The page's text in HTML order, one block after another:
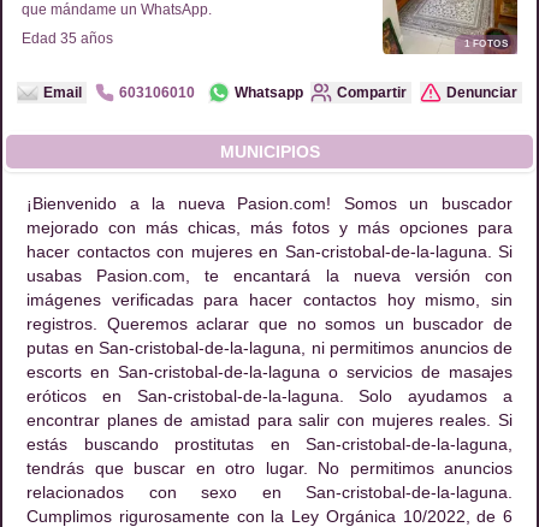
que mándame un WhatsApp.
Edad 35 años 1FOTOS
Email 603106010 Whatsapp Compartir Denunciar
MUNICIPIOS
¡Bienvenido a la nueva Pasion.com! Somos un buscador
mejorado con más chicas, más fotos y más opciones para
hacer contactos con mujeres en San-cristobal-de-la-laguna. Si
usabas Pasion.com, te encantará la nueva versión con
imágenes verificadas para hacer contactos hoy mismo, sin
registros. Queremos aclarar que no somos un buscador de
putas en San-cristobal-de-la-laguna, ni permitimos anuncios de
escorts en San-cristobal-de-la-laguna o servicios de masajes
eróticos en San-cristobal-de-la-laguna. Solo ayudamos a
encontrar planes de amistad para salir con mujeres reales. Si
estás buscando prostitutas en San-cristobal-de-la-laguna,
tendrás que buscar en otro lugar. No permitimos anuncios
relacionados con sexo en San-cristobal-de-la-laguna.
Cumplimos rigurosamente con la Ley Orgánica 10/2022, de 6